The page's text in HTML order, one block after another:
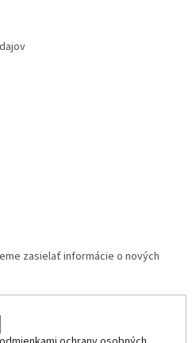
zasielať informácie o nových